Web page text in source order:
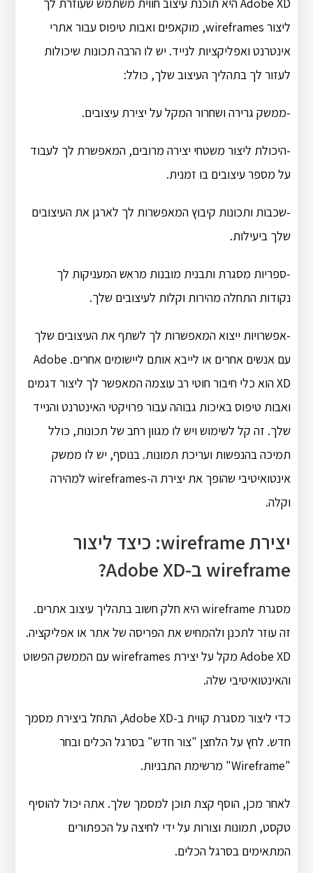
ליצור wireframes, מוקאפים ואבות טיפוס עבור אתרי
אינטרנט ואפליקציות לנייד. יש לו הרבה תכונות שיכולות
לעזור לך בתהליך העיצוב שלך, כולל:
-ממשק גרירה ושחרור המקל על יצירת עיצובים.
-היכולת ליצור משטחי יצירה מרובים, המאפשרת לך לעבוד
על מספר עיצובים בו זמנית.
-שכבות ותכונות קיבוץ המאפשרות לך לארגן את העיצובים
שלך ביעילות.
-ספריות מסגרת ותבנית מובנות מראש המעניקות לך
נקודות התחלה מהירות וקלות לעיצובים שלך.
-אפשרויות ייצוא המאפשרות לך לשתף את העיצובים שלך
עם אנשים אחרים או לייבא אותם ליישומים אחרים. Adobe
XD הוא כלי חיבור חוטי רב עוצמה המאפשר לך ליצור דגמים
ואבות טיפוס באיכות גבוהה עבור פרויקטי האינטרנט והנייד
שלך. זה קל לשימוש ויש לו מגוון רחב של תכונות, כולל
תמיכה בהנפשות ועריכת תמונות. בנוסף, יש לו ממשק
אינטואיטיבי שהופך את יצירת ה-wireframes למהירה
וקלה.
יצירת wireframe: כיצד ליצור
wireframe ב-Adobe XD?
מסגרת wireframe היא חלק חשוב בתהליך עיצוב אתרים.
זה עוזר לתכנן ולהמחיש את הפריסה של אתר או אפליקציה.
Adobe XD מקל על יצירת wireframes עם הממשק הפשוט
והאינטואיטיבי שלה.
כדי ליצור מסגרת קווית ב-Adobe XD, התחל ביצירת מסמך
חדש. לחץ על הלחצן "צור חדש" בסרגל הכלים ובחר
"Wireframe" מרשימת התבניות.
לאחר מכן, הוסף קצת תוכן למסמך שלך. אתה יכול להוסיף
טקסט, תמונות וצורות על ידי לחיצה על הכפתורים
המתאימים בסרגל הכלים.